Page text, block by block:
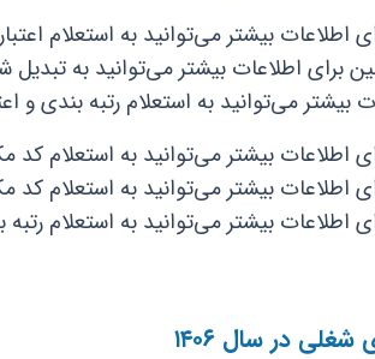
اطلاعات بیشتر می‌توانید به استعلام
برای اطلاعات بیشتر می‌توانید به تبدیل
بیشتر می‌توانید به استعلام رتبه بندی و
اطلاعات بیشتر می‌توانید به استعلام کد
اطلاعات بیشتر می‌توانید به استعلام کد
اطلاعات بیشتر می‌توانید به استعلام
در سال ۱۴۰۶